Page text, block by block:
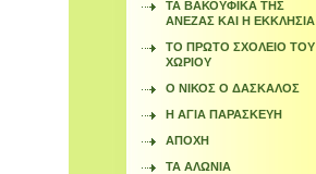
ΤΑ ΒΑΚΟΥΦΙΚΑ ΤΗΣ
ΑΝΕΖΑΣ ΚΑΙ Η ΕΚΚΛΗΣΙΑ
ΤΟ ΠΡΩΤΟ ΣΧΟΛΕΙΟ ΤΟΥ
ΧΩΡΙΟΥ
Ο ΝΙΚΟΣ Ο ΔΑΣΚΑΛΟΣ
Η ΑΓΙΑ ΠΑΡΑΣΚΕΥΗ
ΑΠΟΧΗ
ΤΑ ΑΛΩΝΙΑ